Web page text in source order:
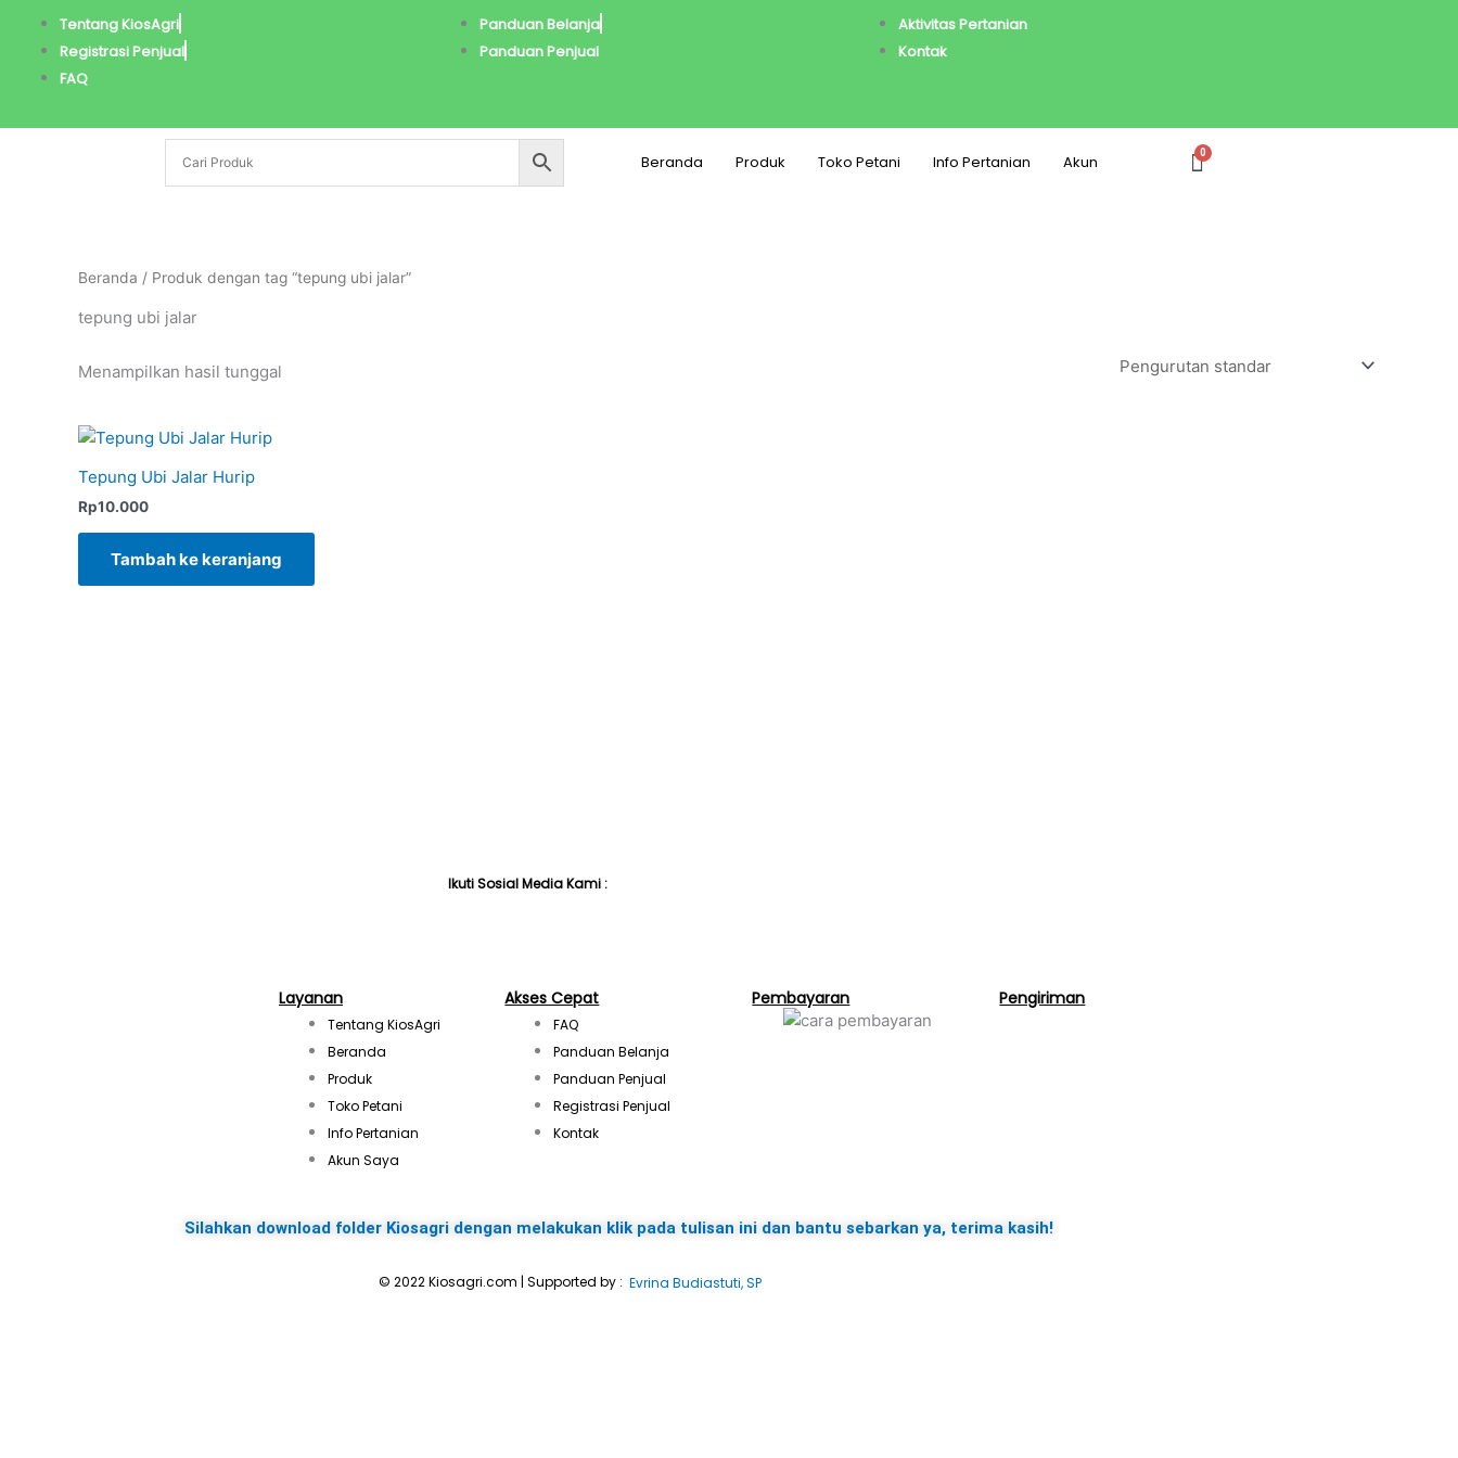
Tentang KiosAgri
Registrasi Penjual
FAQ
Panduan Belanja
Panduan Penjual
Aktivitas Pertanian
Kontak
Beranda Produk Toko Petani Info Pertanian Akun
Beranda / Produk dengan tag “tepung ubi jalar”
tepung ubi jalar
Menampilkan hasil tunggal
Tepung Ubi Jalar Hurip
Rp10.000
Tambah ke keranjang
Ikuti Sosial Media Kami :
t
a
r
a
Layanan
Tentang KiosAgri
Beranda
Produk
Toko Petani
Info Pertanian
Akun Saya
Akses Cepat
FAQ
Panduan Belanja
Panduan Penjual
Registrasi Penjual
Kontak
Pembayaran Pengiriman
Silahkan download folder Kiosagri dengan melakukan klik pada tulisan ini dan bantu sebarkan ya, terima kasih!
© 2022 Kiosagri.com | Supported by : Evrina Budiastuti, SP